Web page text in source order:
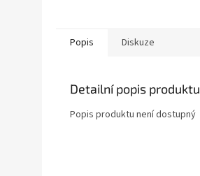
Popis Diskuze
Detailní popis produktu
Popis produktu není dostupný